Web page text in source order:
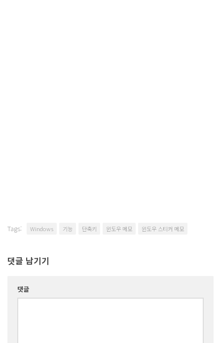
Tags: Windows 기능 단축키 윈도우 메모 윈도우 스티커 메모
댓글 남기기
댓글